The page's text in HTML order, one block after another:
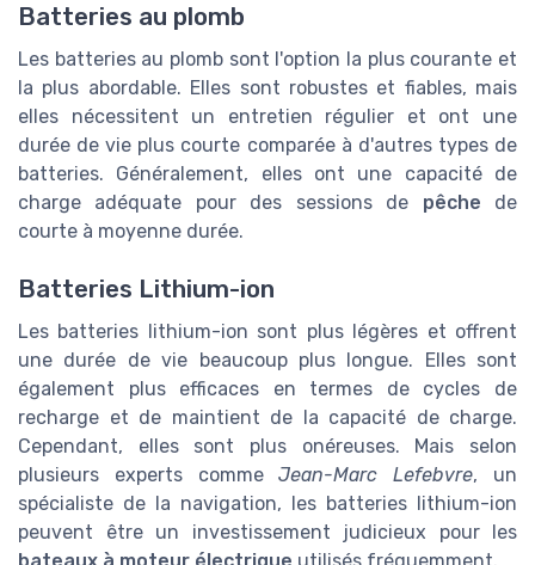
Batteries au plomb
Les batteries au plomb sont l'option la plus courante et
la plus abordable. Elles sont robustes et fiables, mais
elles nécessitent un entretien régulier et ont une
durée de vie plus courte comparée à d'autres types de
batteries. Généralement, elles ont une capacité de
charge adéquate pour des sessions de pêche de
courte à moyenne durée.
Batteries Lithium-ion
Les batteries lithium-ion sont plus légères et offrent
une durée de vie beaucoup plus longue. Elles sont
également plus efficaces en termes de cycles de
recharge et de maintient de la capacité de charge.
Cependant, elles sont plus onéreuses. Mais selon
plusieurs experts commeJean-Marc Lefebvre, un
spécialiste de la navigation, les batteries lithium-ion
peuvent être un investissement judicieux pour les